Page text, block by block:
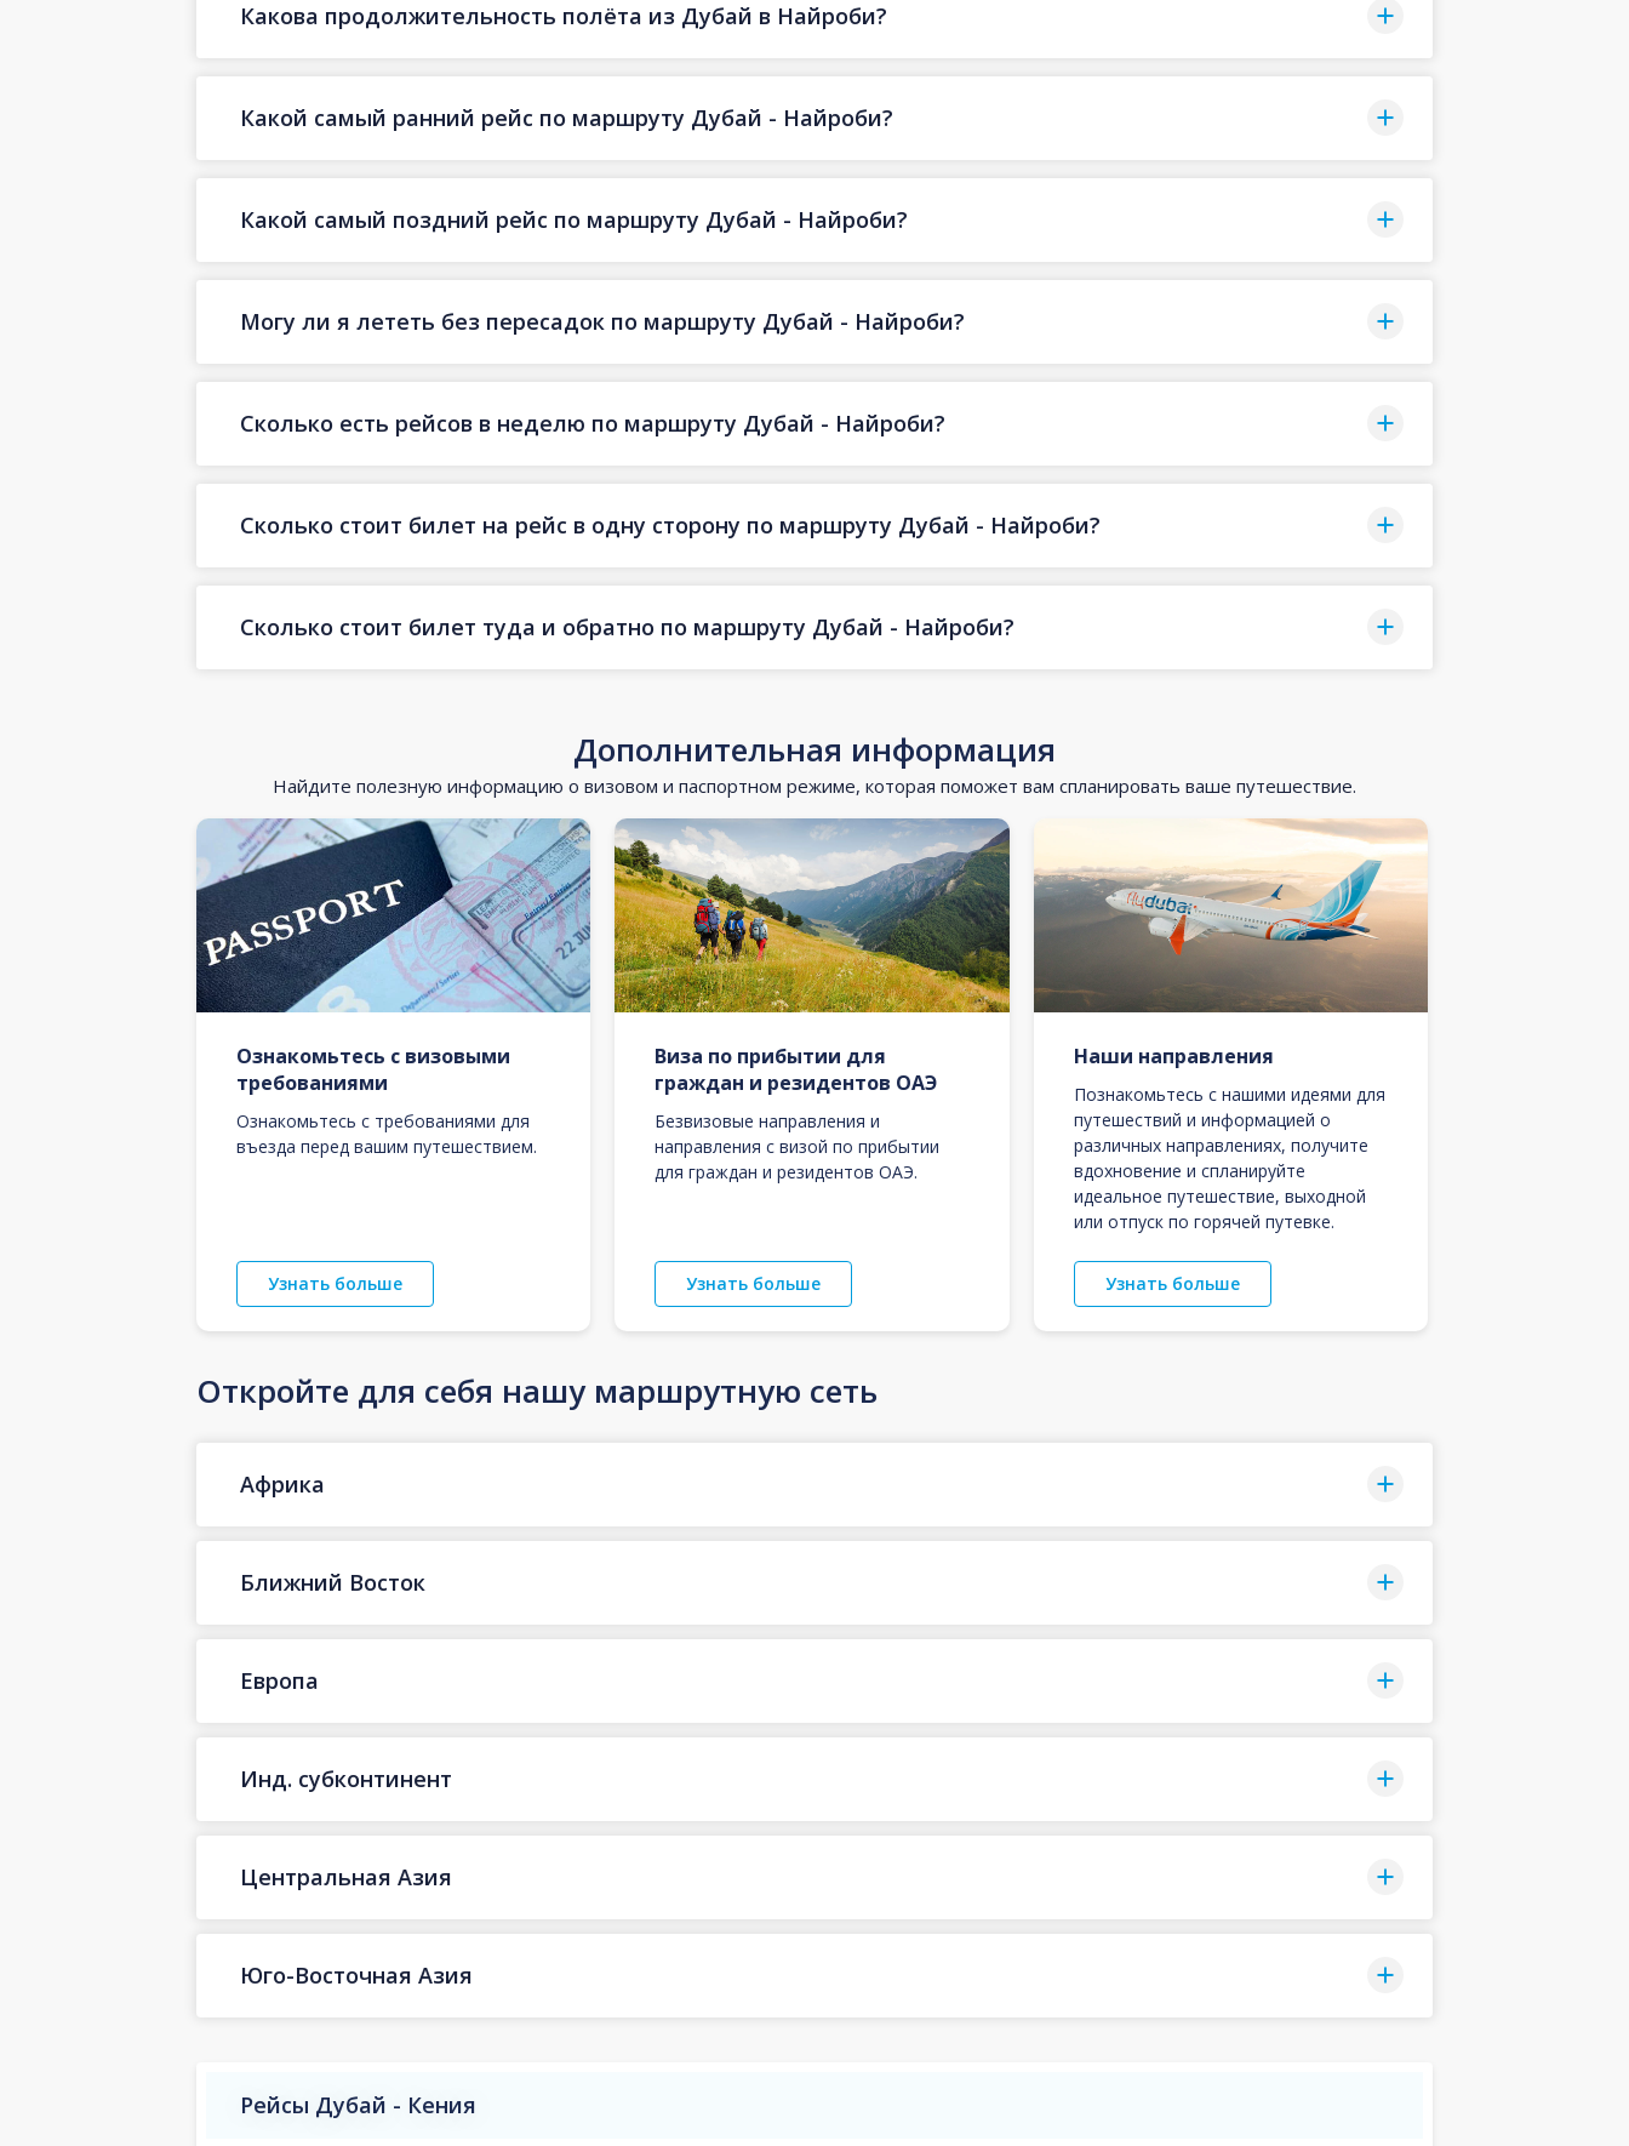
Какова продолжительность полёта из Дубай в Найроби?
Какой самый ранний рейс по маршруту Дубай - Найроби?
Какой самый поздний рейс по маршруту Дубай - Найроби?
Могу ли я лететь без пересадок по маршруту Дубай - Найроби?
Сколько есть рейсов в неделю по маршруту Дубай - Найроби?
Сколько стоит билет на рейс в одну сторону по маршруту Дубай - Найроби?
Сколько стоит билет туда и обратно по маршруту Дубай - Найроби?
Дополнительная информация
Найдите полезную информацию о визовом и паспортном режиме, которая поможет вам спланировать ваше путешествие.
Ознакомьтесь с визовыми
требованиями
Ознакомьтесь с требованиями для
въезда перед вашим путешествием.
Узнать больше
Виза по прибытии для
граждан и резидентов ОАЭ
Безвизовые направления и
направления с визой по прибытии
для граждан и резидентов ОАЭ.
Узнать больше
Наши направления
Познакомьтесь с нашими идеями для
путешествий и информацией о
различных направлениях, получите
вдохновение и спланируйте
идеальное путешествие, выходной
или отпуск по горячей путевке.
Узнать больше
Откройте для себя нашу маршрутную сеть
Африка
Ближний Восток
Европа
Инд. субконтинент
Центральная Азия
Юго-Восточная Азия
Рейсы Дубай - Кения